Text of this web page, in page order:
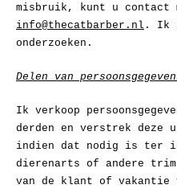
misbruik, kunt u contact
info@thecatbarber.nl . Ik
onderzoeken.
Delen van
Ik verkoop
derden en verstrek deze
indien dat nodig is ter
dierenarts of andere
van de klant of vakantie